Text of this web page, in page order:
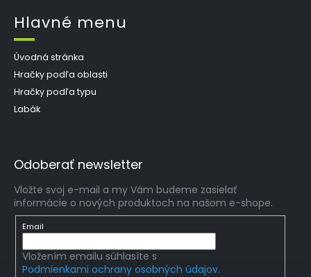
Hlavné menu
Úvodná stránka
Hračky podľa oblasti
Hračky podľa typu
Labák
Odoberať newsletter
Vložte svoj e-mail a my Vám budeme zasielať
informácie o nových produktoch na našom e-shope.
Email
Vložením emailu súhlasíte s
Podmienkami ochrany osobných údajov.